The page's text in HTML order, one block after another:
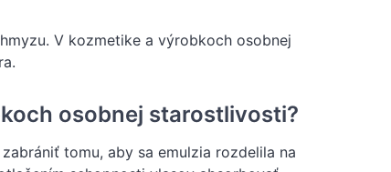
V kozmetike a výrobkoch osobnej
osobnej starostlivosti?
tomu, aby sa emulzia rozdelila na